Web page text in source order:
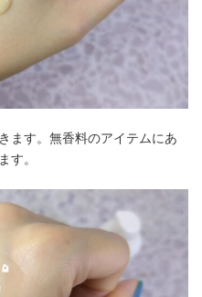
ます。無香料のアイテムにあ
す。